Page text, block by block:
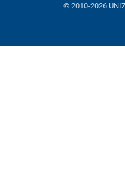
© 2010-2026